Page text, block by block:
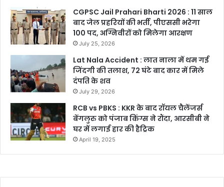
CGPSC Jail Prahari Bharti 2026 : 11 साल
बाद जेल प्रहरियों की भर्ती, पीएससी भरेगा
100 पद, अग्निवीरों को मिलेगा आरक्षण
July 25, 2026
Lat Nala Accident : लात नाला में थम गई
जिंदगी की तलाश, 72 घंटे बाद कार में मिले
दंपति के शव
July 29, 2026
RCB vs PBKS : KKR के बाद रॉयल चैलेंजर्स
बेंगलुरु को पंजाब किंग्स ने रौंदा, आरसीबी ने
घर में लगाई हार की हैट्रिक
April 19, 2025